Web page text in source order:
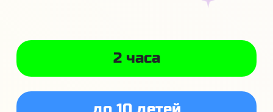
2 часа